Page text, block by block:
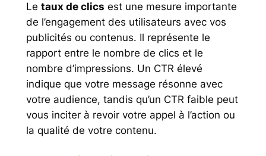
Le taux de clics est une mesure importante
de l’engagement des utilisateurs avec vos
publicités ou contenus. Il représente le
rapport entre le nombre de clics et le
nombre d’impressions. Un CTR élevé
indique que votre message résonne avec
votre audience, tandis qu’un CTR faible peut
vous inciter à revoir votre appel à l’action ou
la qualité de votre contenu.